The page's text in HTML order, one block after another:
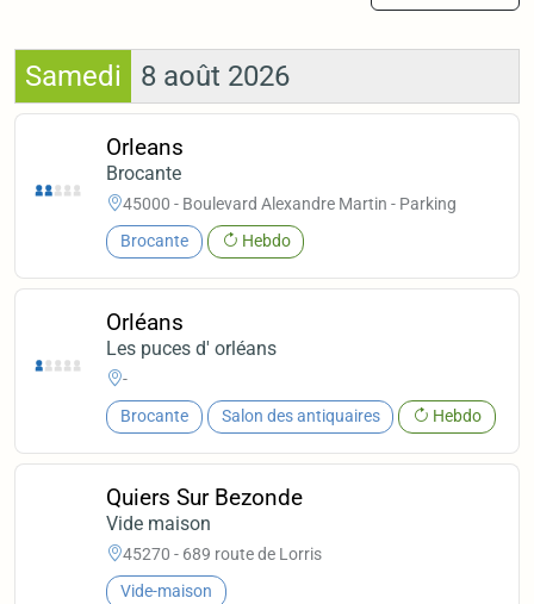
Samedi 8 août 2026
Orleans
Brocante
45000 - Boulevard Alexandre Martin - Parking
Brocante Hebdo
Orléans
Les puces d' orléans
-
Brocante Salon des antiquaires Hebdo
Quiers Sur Bezonde
Vide maison
45270 - 689 route de Lorris
Vide-maison